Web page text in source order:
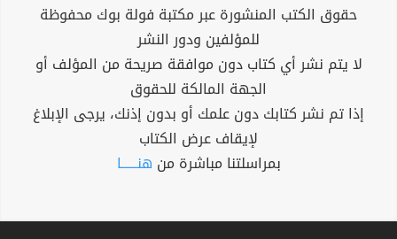
حقوق الكتب المنشورة عبر مكتبة فولة بوك محفوظة
للمؤلفين ودور النشر
لا يتم نشر أي كتاب دون موافقة صريحة من المؤلف أو
الجهة المالكة للحقوق
إذا تم نشر كتابك دون علمك أو بدون إذنك، يرجى الإبلاغ
لإيقاف عرض الكتاب
بمراسلتنا مباشرة من هنــــــا